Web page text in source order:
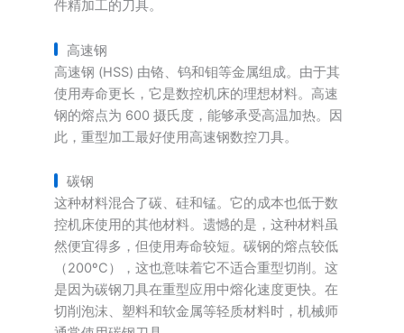
件精加工的刀具。
高速钢
高速钢 (HSS) 由铬、钨和钼等金属组成。由于其
使用寿命更长，它是数控机床的理想材料。高速
钢的熔点为 600 摄氏度，能够承受高温加热。因
此，重型加工最好使用高速钢数控刀具。
碳钢
这种材料混合了碳、硅和锰。它的成本也低于数
控机床使用的其他材料。遗憾的是，这种材料虽
然便宜得多，但使用寿命较短。碳钢的熔点较低
（200ºC），这也意味着它不适合重型切削。这
是因为碳钢刀具在重型应用中熔化速度更快。在
切削泡沫、塑料和软金属等轻质材料时，机械师